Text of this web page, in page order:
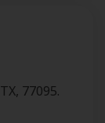
77095.